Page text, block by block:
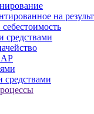
на
средствами